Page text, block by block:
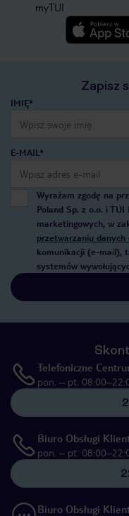
myTUI
Zapisz
IMIĘ*
E-MAIL*
Wyrażam zgodę na
Poland Sp. z o.o. i
marketingowych, w
przetwarzaniu danych
komunikacji (e-mail),
systemów
Telefoniczne
pon. – pt.
Biuro Obsługi
pon. – pt.
Biuro Obsługi